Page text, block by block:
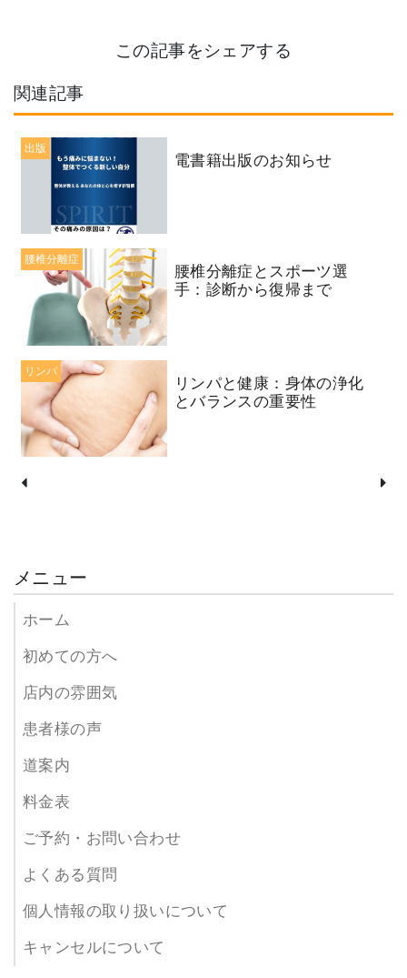
この記事をシェアする
関連記事
出版
電書籍出版のお知らせ
腰椎分離症
腰椎分離症とスポーツ選
手：診断から復帰まで
リンパ
リンパと健康：身体の浄化
とバランスの重要性
メニュー
ホーム
初めての方へ
店内の雰囲気
患者様の声
道案内
料金表
ご予約・お問い合わせ
よくある質問
個人情報の取り扱いについて
キャンセルについて